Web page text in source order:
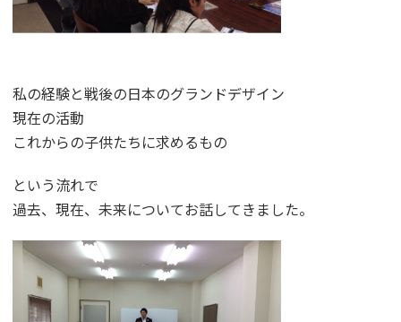
私の経験と戦後の日本のグランドデザイン
現在の活動
これからの子供たちに求めるもの
という流れで
過去、現在、未来についてお話してきました。